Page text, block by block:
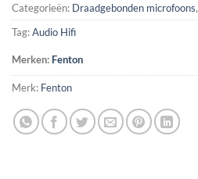
Categorieën: Draadgebonden microfoons,
Tag:Audio Hifi
Merken: Fenton
Merk: Fenton